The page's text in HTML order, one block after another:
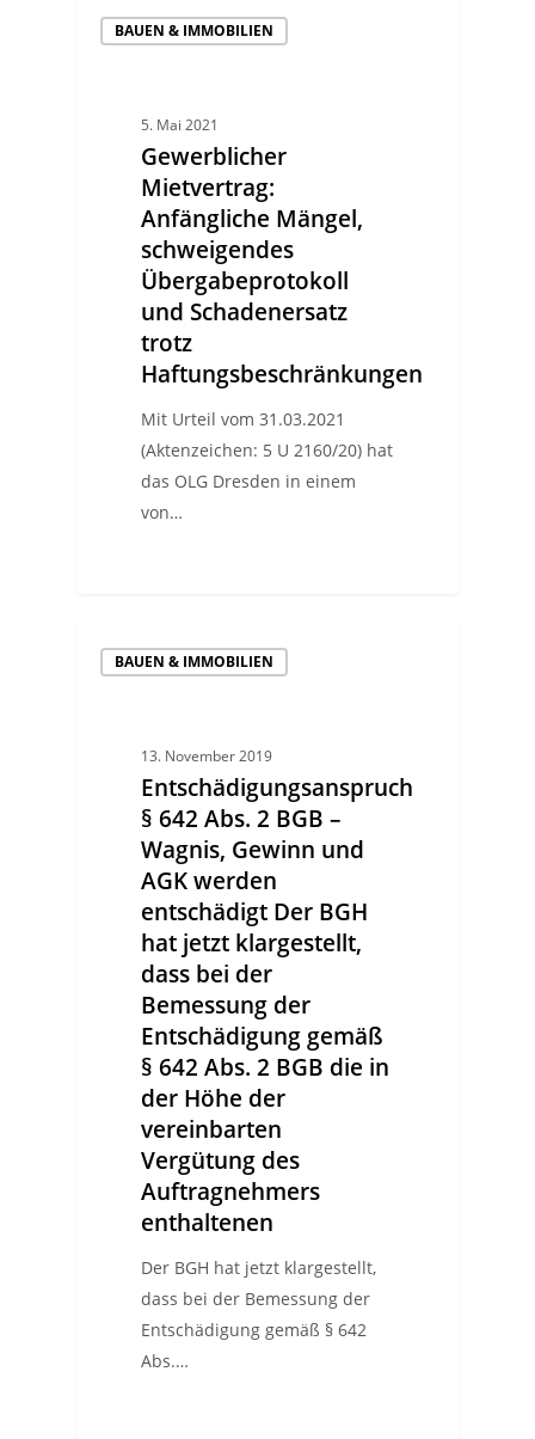
BAUEN & IMMOBILIEN
5. Mai 2021
Gewerblicher
Mietvertrag:
Anfängliche Mängel,
schweigendes
Übergabeprotokoll
und Schadenersatz
trotz
Haftungsbeschränkungen
Mit Urteil vom 31.03.2021
(Aktenzeichen: 5 U 2160/20) hat
das OLG Dresden in einem
von…
BAUEN & IMMOBILIEN
13. November 2019
Entschädigungsanspruch
§ 642 Abs. 2 BGB –
Wagnis, Gewinn und
AGK werden
entschädigt Der BGH
hat jetzt klargestellt,
dass bei der
Bemessung der
Entschädigung gemäß
§ 642 Abs. 2 BGB die in
der Höhe der
vereinbarten
Vergütung des
Auftragnehmers
enthaltenen
Der BGH hat jetzt klargestellt,
dass bei der Bemessung der
Entschädigung gemäß § 642
Abs.…